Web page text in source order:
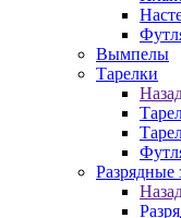
Вымпелы
Тарелки